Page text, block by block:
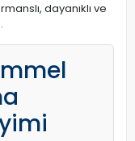
dayanıklı ve